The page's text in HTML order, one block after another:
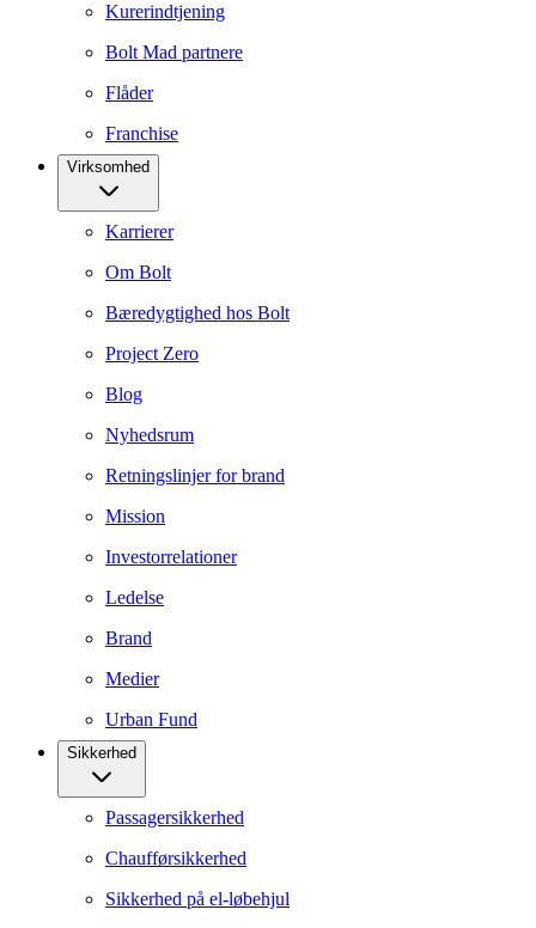
Kurerindtjening
Bolt Mad partnere
Flåder
Franchise
Virksomhed
Karrierer
Om Bolt
Bæredygtighed hos Bolt
Project Zero
Blog
Nyhedsrum
Retningslinjer for brand
Mission
Investorrelationer
Ledelse
Brand
Medier
Urban Fund
Sikkerhed
Passagersikkerhed
Chaufførsikkerhed
Sikkerhed på el-løbehjul